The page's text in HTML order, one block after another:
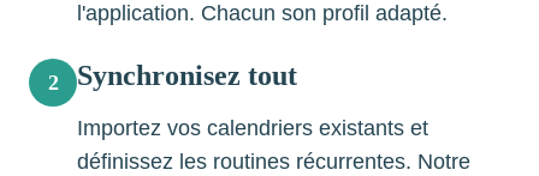
l'application. Chacun son profil adapté.
2 Synchronisez tout
Importez vos calendriers existants et
définissez les routines récurrentes. Notre